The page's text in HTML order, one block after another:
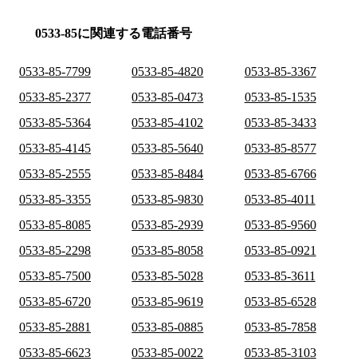
0533-85に関連する電話番号
0533-85-7799 0533-85-4820
0533-85-3367
0533-85-2377
0533-85-0473
0533-85-1535
0533-85-5364
0533-85-4102
0533-85-3433
0533-85-4145
0533-85-5640
0533-85-8577
0533-85-2555
0533-85-8484
0533-85-6766
0533-85-3355
0533-85-9830
0533-85-4011
0533-85-8085
0533-85-2939
0533-85-9560
0533-85-2298
0533-85-8058
0533-85-0921
0533-85-7500
0533-85-5028
0533-85-3611
0533-85-6720
0533-85-9619
0533-85-6528
0533-85-2881
0533-85-0885
0533-85-7858
0533-85-6623
0533-85-0022
0533-85-3103